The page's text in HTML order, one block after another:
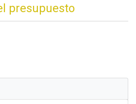
presupuesto